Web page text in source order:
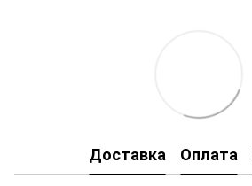
Доставка Оплата